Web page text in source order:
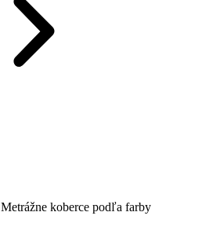
Metrážne koberce podľa farby